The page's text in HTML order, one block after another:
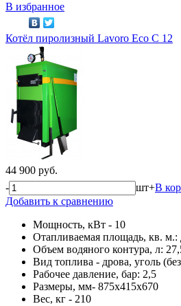
В избранное
Котёл пиролизный Lavoro Eco С 12
44 900 руб.
-
шт+В
Добавить к сравнению
Мощность, кВт - 10
Отапливаемая площадь, кв. м.:
Объем водяного контура, л:
Вид топлива - дрова, уголь
Рабочее давление, бар: 2,5
Размеры, мм- 875х415х670
Вес, кг - 210